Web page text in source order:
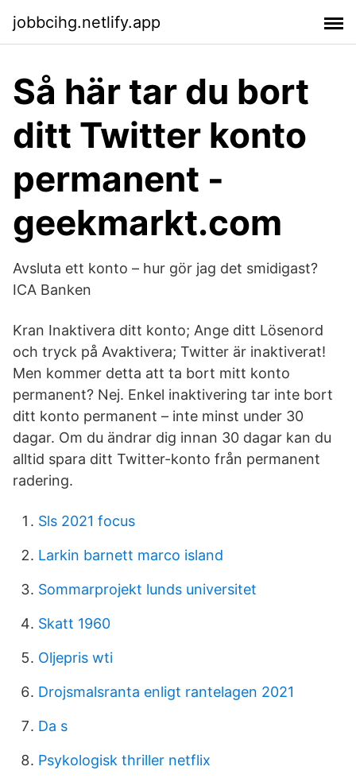
jobbcihg.netlify.app
Så här tar du bort
ditt Twitter konto
permanent -
geekmarkt.com
Avsluta ett konto – hur gör jag det smidigast?
ICA Banken
Kran Inaktivera ditt konto; Ange ditt Lösenord
och tryck på Avaktivera; Twitter är inaktiverat!
Men kommer detta att ta bort mitt konto
permanent? Nej. Enkel inaktivering tar inte bort
ditt konto permanent – inte minst under 30
dagar. Om du ändrar dig innan 30 dagar kan du
alltid spara ditt Twitter-konto från permanent
radering.
Sls 2021 focus
Larkin barnett marco island
Sommarprojekt lunds universitet
Skatt 1960
Oljepris wti
Drojsmalsranta enligt rantelagen 2021
Da s
Psykologisk thriller netflix